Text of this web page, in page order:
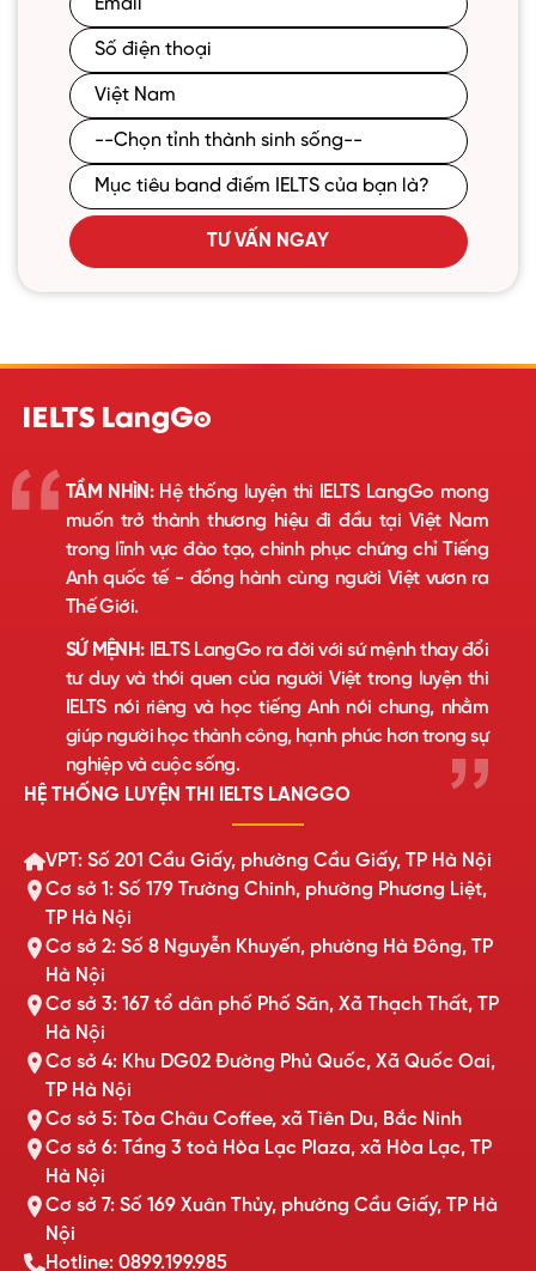
TƯ VẤN NGAY
TẦM NHÌN:Hệ thống luyện thi IELTS LangGo mong
muốn trở thành thương hiệu đi đầu tại Việt Nam
trong lĩnh vực đào tạo, chinh phục chứng chỉ Tiếng
Anh quốc tế - đồng hành cùng người Việt vươn ra
Thế Giới.
SỨ MỆNH:IELTS LangGo ra đời với sứ mệnh thay đổi
tư duy và thói quen của người Việt trong luyện thi
IELTS nói riêng và học tiếng Anh nói chung, nhằm
giúp người học thành công, hạnh phúc hơn trong sự
nghiệp và cuộc sống.
HỆ THỐNG LUYỆN THI IELTS LANGGO
VPT: Số 201 Cầu Giấy, phường Cầu Giấy, TP Hà Nội
Cơ sở 1: Số 179 Trường Chinh, phường Phương Liệt,
TP Hà Nội
Cơ sở 2: Số 8 Nguyễn Khuyến, phường Hà Đông, TP
Hà Nội
Cơ sở 3: 167 tổ dân phố Phố Săn, Xã Thạch Thất, TP
Hà Nội
Cơ sở 4: Khu DG02 Đường Phủ Quốc, Xã Quốc Oai,
TP Hà Nội
Cơ sở 5: Tòa Châu Coffee, xã Tiên Du, Bắc Ninh
Cơ sở 6: Tầng 3 toà Hòa Lạc Plaza, xã Hòa Lạc, TP
Hà Nội
Cơ sở 7: Số 169 Xuân Thủy, phường Cầu Giấy, TP Hà
Nội
Hotline: 0899.199.985